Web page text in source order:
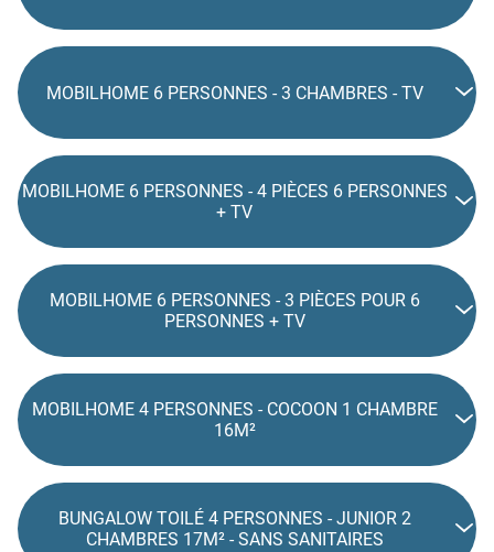
MOBILHOME 6 PERSONNES - 3 CHAMBRES - TV
MOBILHOME 6 PERSONNES - 4 PIÈCES 6 PERSONNES
+ TV
MOBILHOME 6 PERSONNES - 3 PIÈCES POUR 6
PERSONNES + TV
MOBILHOME 4 PERSONNES - COCOON 1 CHAMBRE
16M²
BUNGALOW TOILÉ 4 PERSONNES - JUNIOR 2
CHAMBRES 17M² - SANS SANITAIRES